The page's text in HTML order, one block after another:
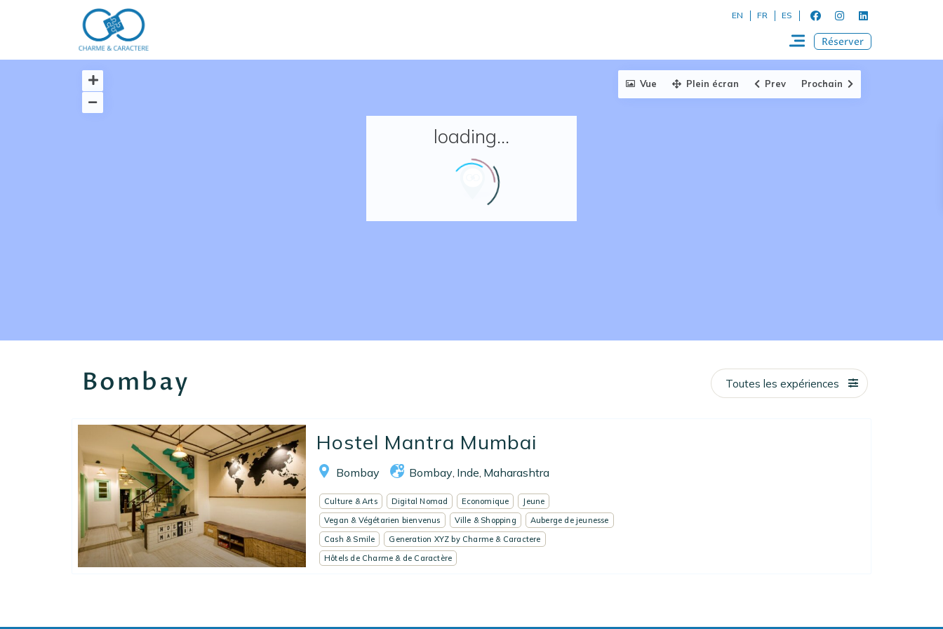
Réserver un séjour
EN FR ES
Réserver
loading...
Vue Plein écran Prev Prochain
Bombay Toutes les expériences
Hostel Mantra Mumbai
Bombay Bombay Inde Maharashtra
Culture & Arts Digital Nomad Economique
Jeune
Vegan & Végétarien bienvenus
Ville & Shopping
Auberge de jeunesse
Cash & Smile
Generation XYZ by Charme & Caractere
Hôtels de Charme & de Caractère